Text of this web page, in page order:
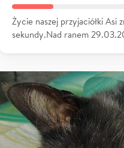
Życie naszej przyjaciółki Asi
sekundy.Nad ranem